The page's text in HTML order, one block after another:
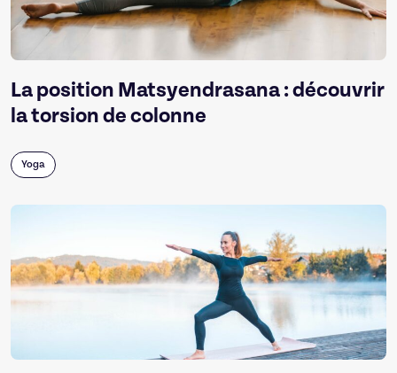
La position Matsyendrasana : découvrir
la torsion de colonne
Yoga